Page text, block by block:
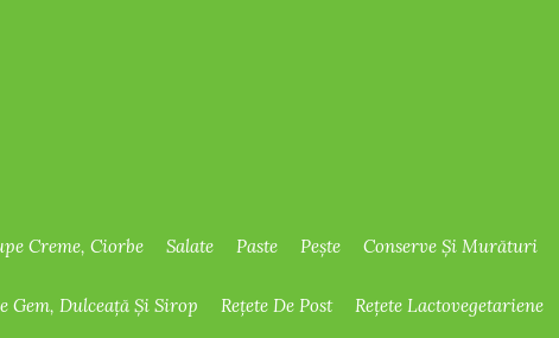
Creme, Ciorbe Salate Paste Pește Conserve Și Murături
Gem, Dulceață Și Sirop Rețete De Post Rețete Lactovegetariene